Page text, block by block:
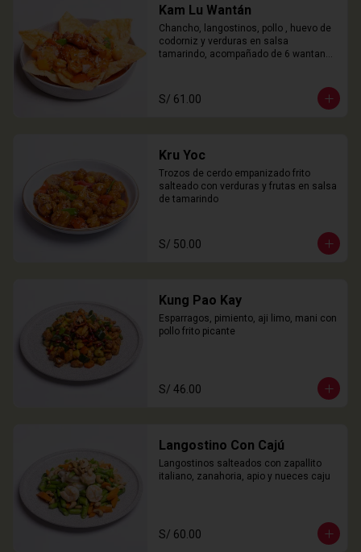
Kam Lu Wantán
Chancho, langostinos, pollo , huevo de
codorniz y verduras en salsa
tamarindo, acompañado de 6 wantanes
S/ 61.00
Kru Yoc
Trozos de cerdo empanizado frito
salteado con verduras y frutas en salsa
de tamarindo
S/ 50.00
Kung Pao Kay
Esparragos, pimiento, aji limo, mani con
pollo frito picante
S/ 46.00
Langostino Con Cajú
Langostinos salteados con zapallito
italiano, zanahoria, apio y nueces caju
S/ 60.00